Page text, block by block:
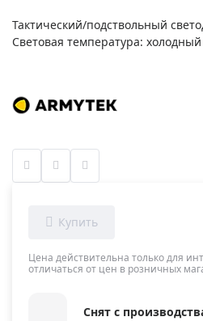
Тактический/подствольный
Световая температура:
Цена действительна только для
отличаться от цен в розничных
Снят с